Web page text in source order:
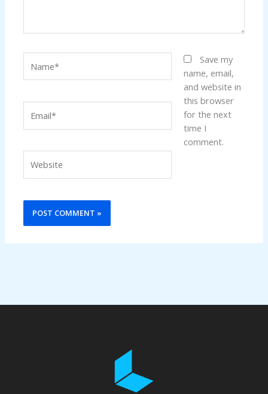
Save my
name, email,
and website in
this browser
for the next
time I
comment.